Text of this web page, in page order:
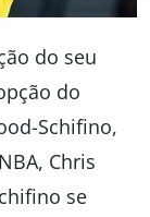
do seu
do
Schifino,
Chris
se